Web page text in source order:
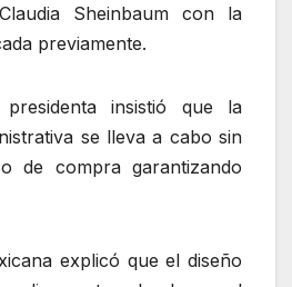
Sheinbaum con la
previamente.
insistió que la
se lleva a cabo sin
de compra garantizando
explicó que el diseño